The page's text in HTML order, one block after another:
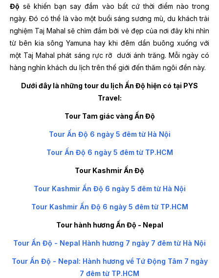
Độ sẽ khiến bạn say đắm vào bất cứ thời điểm nào trong
ngày. Đó có thể là vào một buổi sáng sương mù, du khách trải
nghiệm Taj Mahal sẽ chìm đắm bởi vẻ đẹp của nơi đây khi nhìn
từ bên kia sông Yamuna hay khi đêm dần buông xuống với
một Taj Mahal phát sáng rực rỡ dưới ánh trăng. Mỗi ngày có
hàng nghìn khách du lịch trên thế giới đến thăm ngôi đền này.
Dưới đây là những tour du lịch Ấn Độ hiện có tại PYS
Travel:
Tour Tam giác vàng Ấn Độ
Tour Ấn Độ 6 ngày 5 đêm từ Hà Nội
Tour Ấn Độ 6 ngày 5 đêm từ TP.HCM
Tour Kashmir Ấn Độ
Tour Kashmir Ấn Độ 6 ngày 5 đêm từ Hà Nội
Tour Kashmir Ấn Độ 6 ngày 5 đêm từ TP.HCM
Tour hành hương Ấn Độ - Nepal
Tour Ấn Độ - Nepal Hành hương 7 ngày 7 đêm từ Hà Nội
Tour Ấn Độ - Nepal: Hành hương về Tứ Động Tâm 7 ngày
7 đêm từ TP.HCM